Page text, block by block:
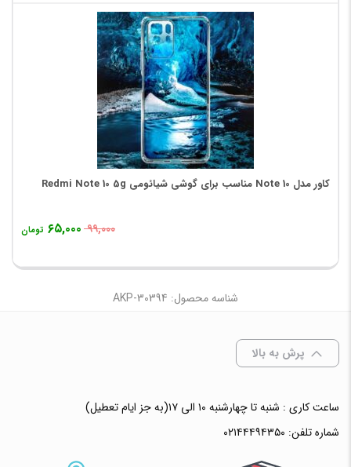
کاور مدل Note 10 مناسب برای گوشی شیائومی Redmi Note 10 5g
۹۹,۰۰۰ ۶۵,۰۰۰ تومان
شناسه محصول: AKP-30394
پرش به بالا
ساعت کاری : شنبه تا چهارشنبه ۱۰ الی ۱۷(به جز ایام تعطیل)
شماره تلفن: ۰۲۱۴۴۴۹۴۳۵۰